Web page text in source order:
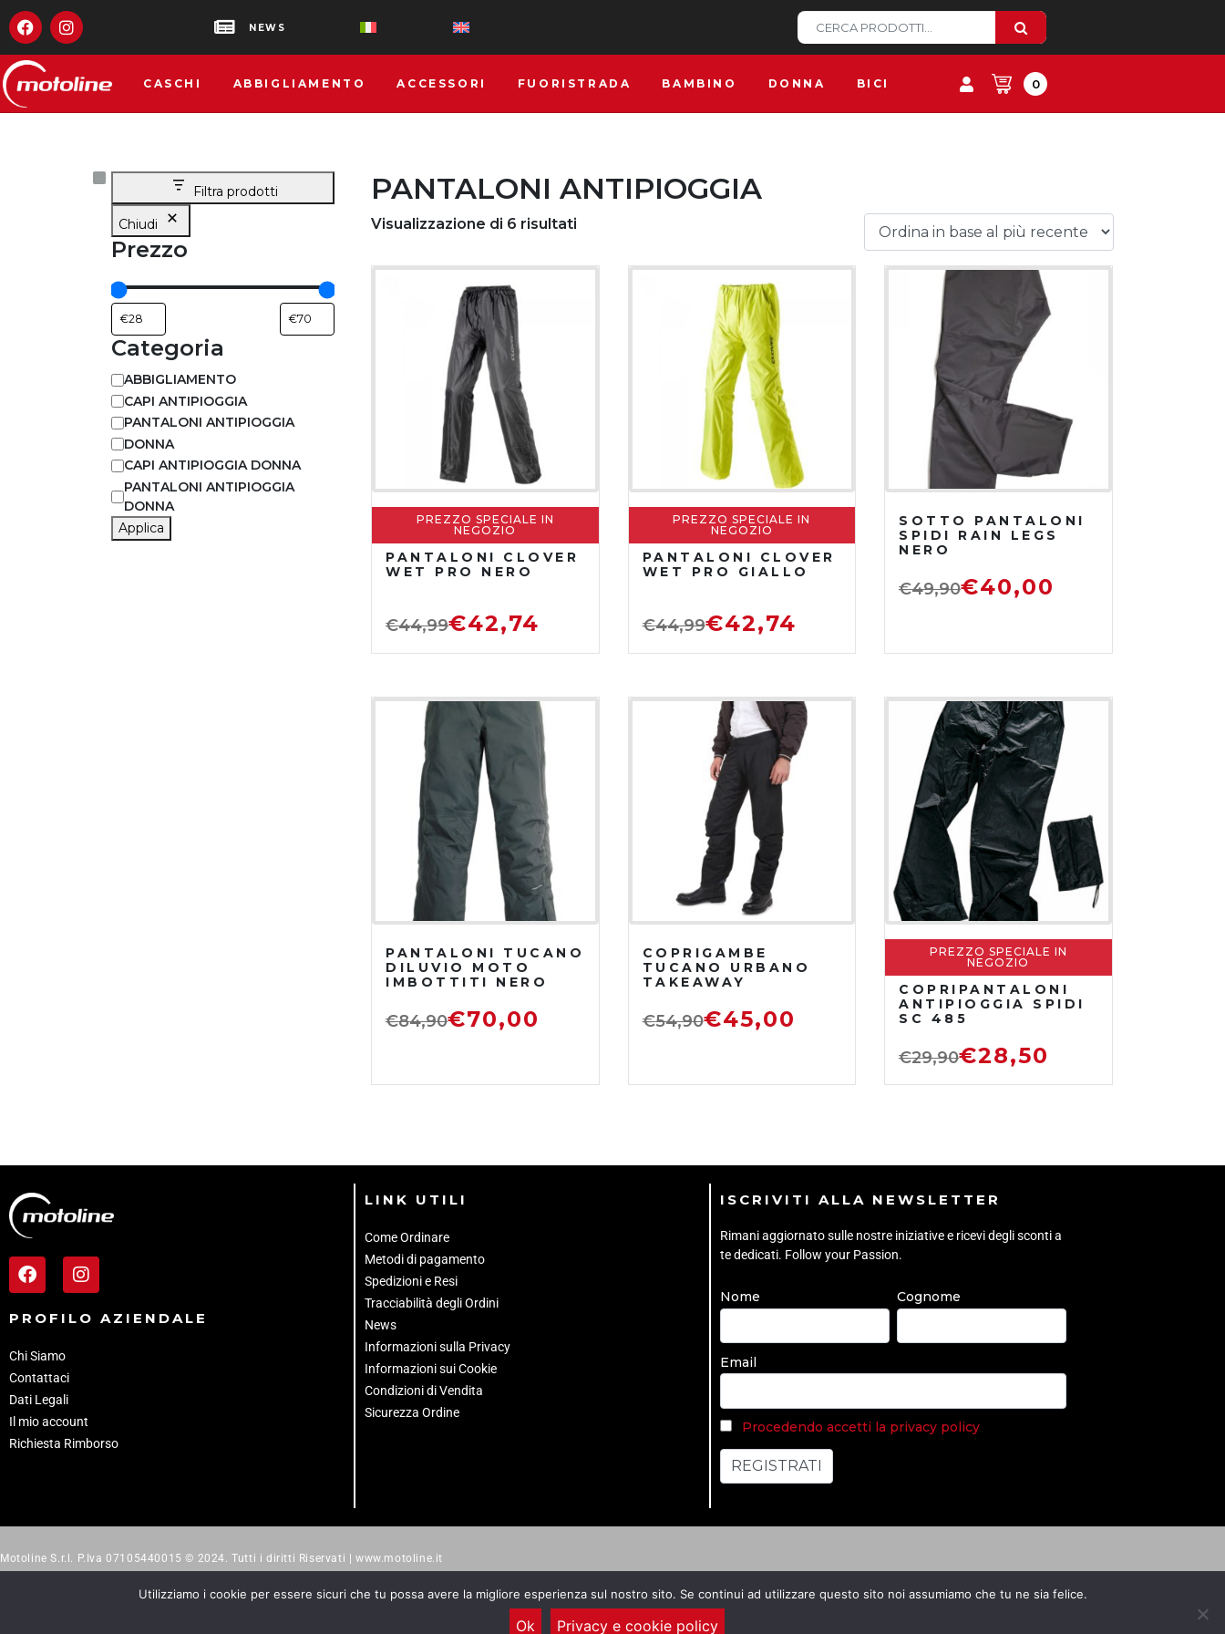
NEWS
CASCHI ABBIGLIAMENTO ACCESSORI FUORISTRADA BAMBINO DONNA BICI 0
PANTALONI ANTIPIOGGIA
Visualizzazione di 6 risultati
PREZZO SPECIALE IN
NEGOZIO
PANTALONI CLOVER
WET PRO NERO
€44,99€42,74
PREZZO SPECIALE IN
NEGOZIO
PANTALONI CLOVER
WET PRO GIALLO
€44,99€42,74
SOTTO PANTALONI
SPIDI RAIN LEGS
NERO
€49,90€40,00
PANTALONI TUCANO
DILUVIO MOTO
IMBOTTITI NERO
€84,90€70,00
COPRIGAMBE
TUCANO URBANO
TAKEAWAY
€54,90€45,00
PREZZO SPECIALE IN
NEGOZIO
COPRIPANTALONI
ANTIPIOGGIA SPIDI
SC 485
€29,90€28,50
Filtra prodotti
Chiudi
Prezzo
Categoria
ABBIGLIAMENTO
CAPI ANTIPIOGGIA
PANTALONI ANTIPIOGGIA
DONNA
CAPI ANTIPIOGGIA DONNA
PANTALONI ANTIPIOGGIA
DONNA
Applica
PROFILO AZIENDALE
Chi Siamo
Contattaci
Dati Legali
Il mio account
Richiesta Rimborso
LINK UTILI
Come Ordinare
Metodi di pagamento
Spedizioni e Resi
Tracciabilità degli Ordini
News
Informazioni sulla Privacy
Informazioni sui Cookie
Condizioni di Vendita
Sicurezza Ordine
ISCRIVITI ALLA NEWSLETTER
Rimani aggiornato sulle nostre iniziative e ricevi degli sconti a
te dedicati. Follow your Passion.
Nome Cognome
Email
Procedendo accetti la privacy policy
Motoline S.r.l. P.Iva 07105440015 © 2024. Tutti i diritti Riservati | www.motoline.it
Utilizziamo i cookie per essere sicuri che tu possa avere la migliore esperienza sul nostro sito. Se continui ad utilizzare questo sito noi assumiamo che tu ne sia felice.
Ok Privacy e cookie policy